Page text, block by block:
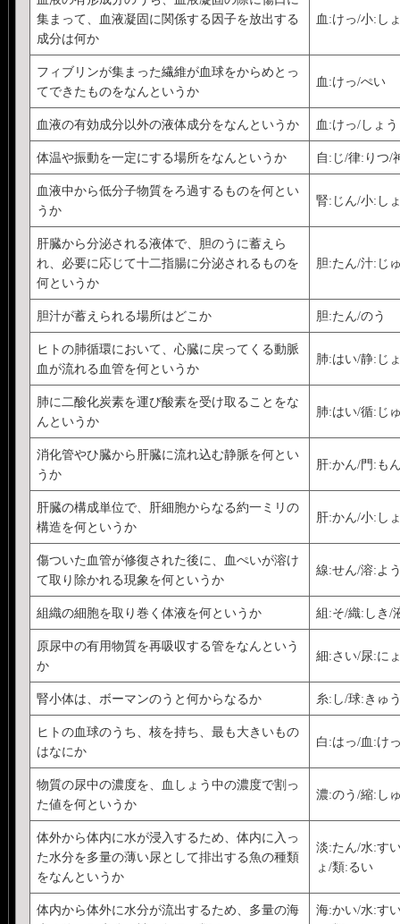
集まって、血液凝固に関係する因子を放出する
成分は何か
血:けっ/小:し
フィブリンが集まった繊維が血球をからめとっ
てできたものをなんというか
血:けっ/ぺい
血液の有効成分以外の液体成分をなんというか 血:けっ/しょう
体温や振動を一定にする場所をなんというか 自:じ/律:りつ/
血液中から低分子物質をろ過するものを何とい
うか
腎:じん/小:し
肝臓から分泌される液体で、胆のうに蓄えら
れ、必要に応じて十二指腸に分泌されるものを
何というか
胆:たん/汁:じ
胆汁が蓄えられる場所はどこか 胆:たん/のう
ヒトの肺循環において、心臓に戻ってくる動脈
血が流れる血管を何というか
肺:はい/静:じ
肺に二酸化炭素を運び酸素を受け取ることをな
んというか
肺:はい/循:じ
消化管やひ臓から肝臓に流れ込む静脈を何とい
うか
肝:かん/門:も
肝臓の構成単位で、肝細胞からなる約一ミリの
構造を何というか
肝:かん/小:し
傷ついた血管が修復された後に、血ぺいが溶け
て取り除かれる現象を何というか
線:せん/溶:よ
組織の細胞を取り巻く体液を何というか 組:そ/織:しき/
原尿中の有用物質を再吸収する管をなんという
か
細:さい/尿:に
腎小体は、ボーマンのうと何からなるか 糸:し/球:きゅ
ヒトの血球のうち、核を持ち、最も大きいもの
はなにか
白:はっ/血:け
物質の尿中の濃度を、血しょう中の濃度で割っ
た値を何というか
濃:のう/縮:し
体外から体内に水が浸入するため、体内に入っ
た水分を多量の薄い尿として排出する魚の種類
をなんというか
淡:たん/水:す
ょ/類:るい
体内から体外に水分が流出するため、多量の海
海:かい/水:す